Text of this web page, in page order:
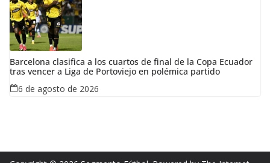
Barcelona clasifica a los cuartos de final de la Copa Ecuador
tras vencer a Liga de Portoviejo en polémica partido
6 de agosto de 2026